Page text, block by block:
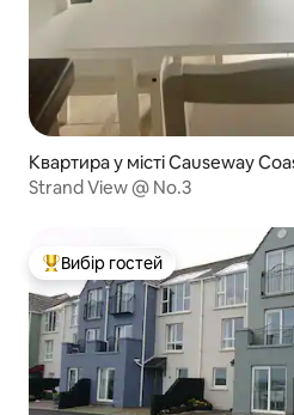
Квартира у місті Causeway
Strand View @ No.3
Топ вибір гостей
Вибір гостей